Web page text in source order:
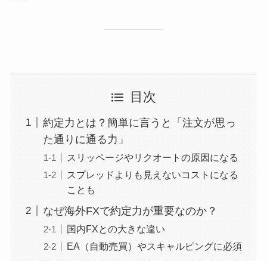
目次
約定力とは？簡単に言うと「注文が思っ
た通りに通る力」
スリッページやリクオートの原因になる
スプレッドよりも見えないコストになる
ことも
なぜ海外FXで約定力が重要なのか？
国内FXとの大きな違い
EA（自動売買）やスキャルピングに必須